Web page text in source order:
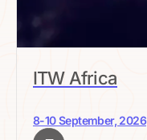
ITW Africa
8-10 September, 2026